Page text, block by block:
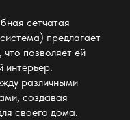
сетчатая
) предлагает
позволяет ей
интерьер.
различными
создавая
своего дома.